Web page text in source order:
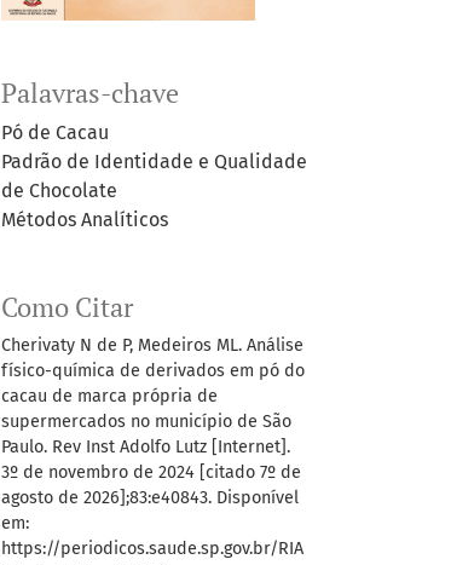
Palavras-chave
Pó de Cacau
Padrão de Identidade e Qualidade
de Chocolate
Métodos Analíticos
Como Citar
Cherivaty N de P, Medeiros ML. Análise
físico-química de derivados em pó do
cacau de marca própria de
supermercados no município de São
Paulo. Rev Inst Adolfo Lutz [Internet].
3º de novembro de 2024 [citado 7º de
agosto de 2026];83:e40843. Disponível
em:
https://periodicos.saude.sp.gov.br/RIA